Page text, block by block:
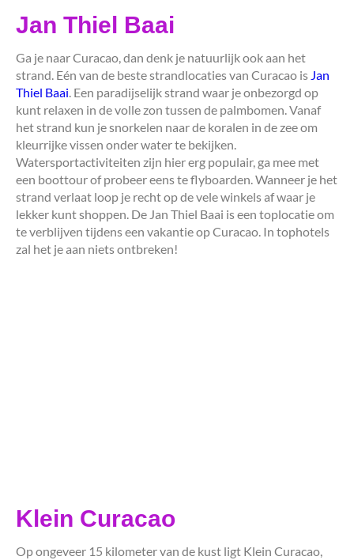
Jan Thiel Baai
Ga je naar Curacao, dan denk je natuurlijk ook aan het
strand. Eén van de beste strandlocaties van Curacao is Jan
Thiel Baai. Een paradijselijk strand waar je onbezorgd op
kunt relaxen in de volle zon tussen de palmbomen. Vanaf
het strand kun je snorkelen naar de koralen in de zee om
kleurrijke vissen onder water te bekijken.
Watersportactiviteiten zijn hier erg populair, ga mee met
een boottour of probeer eens te flyboarden. Wanneer je het
strand verlaat loop je recht op de vele winkels af waar je
lekker kunt shoppen. De Jan Thiel Baai is een toplocatie om
te verblijven tijdens een vakantie op Curacao. In tophotels
zal het je aan niets ontbreken!
Klein Curacao
Op ongeveer 15 kilometer van de kust ligt Klein Curacao,